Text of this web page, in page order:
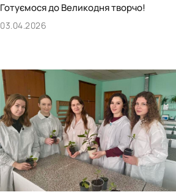
Готуємося до Великодня творчо!
03.04.2026